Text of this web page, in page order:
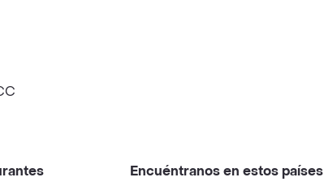
Encuéntranos en estos países